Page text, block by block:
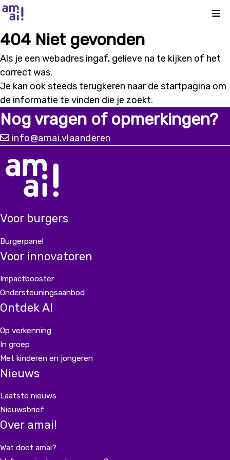
404 Niet gevonden
Als je een webadres ingaf, gelieve na te kijken of het
correct was.
Je kan ook steeds terugkeren naar de startpagina om
de informatie te vinden die je zoekt.
Nog vragen of opmerkingen?
info@amai.vlaanderen
Voor burgers
Burgerpanel
Voor innovatoren
Impactbooster
Ondersteuningsaanbod
Ontdek AI
Op verkenning
In groep
Met kinderen en jongeren
Nieuws
Laatste nieuws
Nieuwsbrief
Over amai!
Wat doet amai?